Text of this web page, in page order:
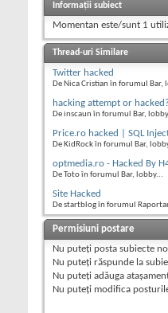
Informații subiect
Momentan este/sunt 1
Thread-uri Similare
Twitter hacked
De Nica Cristian în forumul Bar,
hacking attempt or
De inscaun în forumul Bar,
Price.ro hacked | SQL
De KidRock în forumul Bar,
optmedia.ro - Hacked By
De Toto în forumul Bar, lobby...
Site Hacked
De startblog în forumul
Permisiuni postare
Nu puteţi posta subiecte
Nu puteţi răspunde la
Nu puteţi adăuga
Nu puteţi modifica